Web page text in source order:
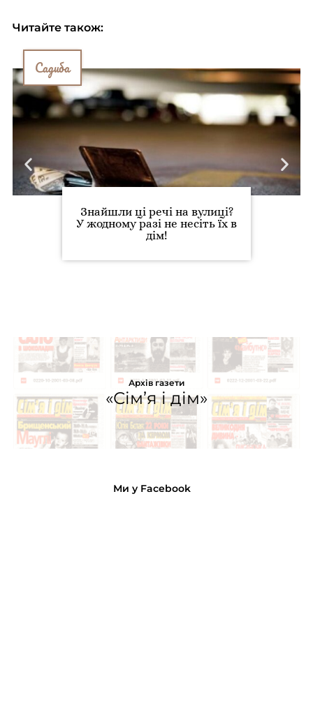
Читайте також:
Садиба
Знайшли ці речі на вулиці?
У жодному разі не несіть їх в
дім!
Архів газети
«Сім’я і дім»
Ми у Facebook